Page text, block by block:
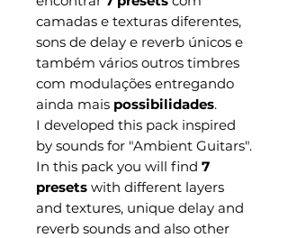
camadas e texturas diferentes,
sons de delay e reverb únicos e
também vários outros timbres
com modulações entregando
ainda mais possibilidades.
I developed this pack inspired
by sounds for "Ambient Guitars".
In this pack you will find 7
presets with different layers
and textures, unique delay and
reverb sounds and also other